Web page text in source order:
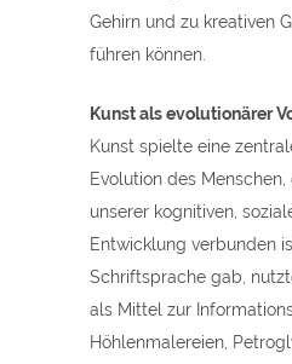
Gehirn und zu kreativen
führen können.
Kunst als evolutionärer
Kunst spielte eine
Evolution des
unserer kognitiven,
Entwicklung verbunden
Schriftsprache gab,
als Mittel zur
Höhlenmalereien,